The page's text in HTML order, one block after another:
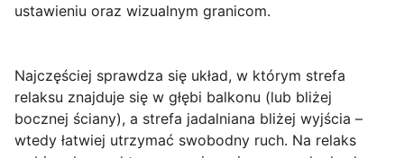
ustawieniu oraz wizualnym granicom.
Najczęściej sprawdza się układ, w którym strefa
relaksu znajduje się w głębi balkonu (lub bliżej
bocznej ściany), a strefa jadalniana bliżej wyjścia –
wtedy łatwiej utrzymać swobodny ruch. Na relaks